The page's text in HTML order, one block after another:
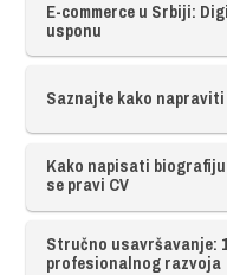
E-commerce u Srbiji:
usponu
Saznajte kako
Kako napisati
se pravi CV
Stručno usavršavanje:
profesionalnog razvoja